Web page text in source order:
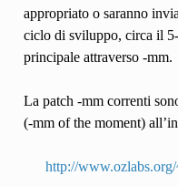
appropriato o saranno
ciclo di sviluppo, circa il
principale attraverso -mm.
La patch -mm correnti
(-mm of the moment)
http://